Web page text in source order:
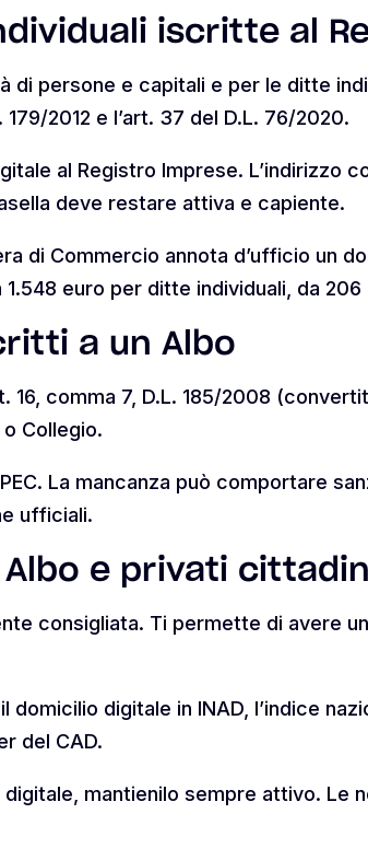
iscritte al
di persone e capitali e per le ditte
2012 e l’art. 37 del D.L. 76/2020.
al Registro Imprese. L’indirizzo
deve restare attiva e capiente.
di Commercio annota d’ufficio un
euro per ditte individuali, da
a un Albo
16, comma 7, D.L. 185/2008
Collegio.
La mancanza può comportare
ufficiali.
Albo e privati
consigliata. Ti permette di avere
digitale in INAD, l’indice
del CAD.
mantienilo sempre attivo. Le